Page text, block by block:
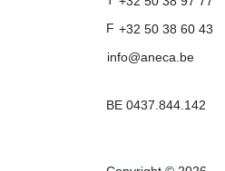
F +32 50 38 60 43
info@aneca.be
BE 0437.844.142